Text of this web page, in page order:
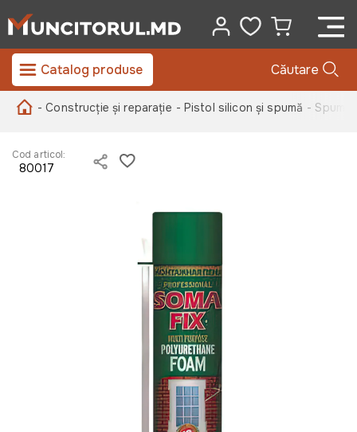
Catalog produse Căutare
- Construcție și reparație - Pistol silicon și spumă - Spuma
Cod articol:
80017